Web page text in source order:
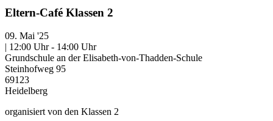
Eltern-Café Klassen 2
09. Mai '25
| 12:00 Uhr - 14:00 Uhr
Grundschule an der Elisabeth-von-Thadden-Schule
Steinhofweg 95
69123
Heidelberg
organisiert von den Klassen 2